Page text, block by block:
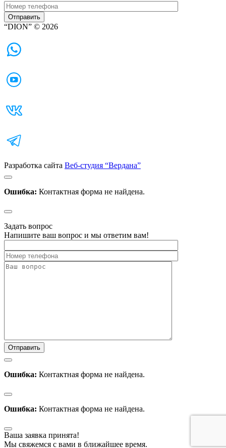
“DION” © 2026
Разработка сайта Веб-студия “Вердана”
Ошибка: Контактная форма не найдена.
Задать вопрос
Напишите ваш вопрос и мы ответим вам!
Ошибка: Контактная форма не найдена.
Ошибка: Контактная форма не найдена.
Ваша заявка принята!
Мы свяжемся с вами в ближайшее время.